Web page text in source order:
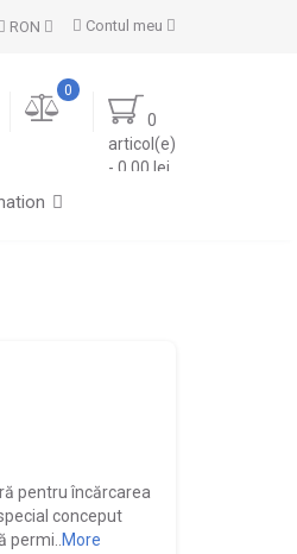
Contul meu
RON
0
articol(e)
- 0.00 lei
0
pentru încărcarea
conceput
More